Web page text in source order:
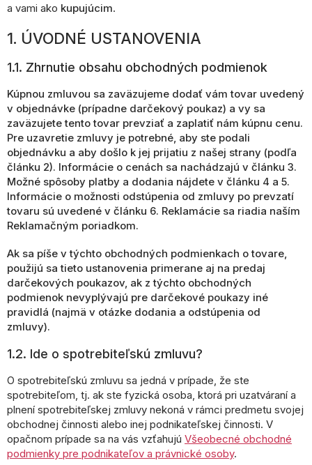
a vami ako kupujúcim.
1. ÚVODNÉ USTANOVENIA
1.1. Zhrnutie obsahu obchodných podmienok
Kúpnou zmluvou sa zaväzujeme dodať vám tovar uvedený
v objednávke (prípadne darčekový poukaz) a vy sa
zaväzujete tento tovar prevziať a zaplatiť nám kúpnu cenu.
Pre uzavretie zmluvy je potrebné, aby ste podali
objednávku a aby došlo k jej prijatiu z našej strany (podľa
článku 2). Informácie o cenách sa nachádzajú v článku 3.
Možné spôsoby platby a dodania nájdete v článku 4 a 5.
Informácie o možnosti odstúpenia od zmluvy po prevzatí
tovaru sú uvedené v článku 6. Reklamácie sa riadia naším
Reklamačným poriadkom.
Ak sa píše v týchto obchodných podmienkach o tovare,
použijú sa tieto ustanovenia primerane aj na predaj
darčekových poukazov, ak z týchto obchodných
podmienok nevyplývajú pre darčekové poukazy iné
pravidlá (najmä v otázke dodania a odstúpenia od
zmluvy).
1.2. Ide o spotrebiteľskú zmluvu?
O spotrebiteľskú zmluvu sa jedná v prípade, že ste
spotrebiteľom, tj. ak ste fyzická osoba, ktorá pri uzatváraní a
plnení spotrebiteľskej zmluvy nekoná v rámci predmetu svojej
obchodnej činnosti alebo inej podnikateľskej činnosti. V
opačnom prípade sa na vás vzťahujú Všeobecné obchodné
podmienky pre podnikateľov a právnické osoby.